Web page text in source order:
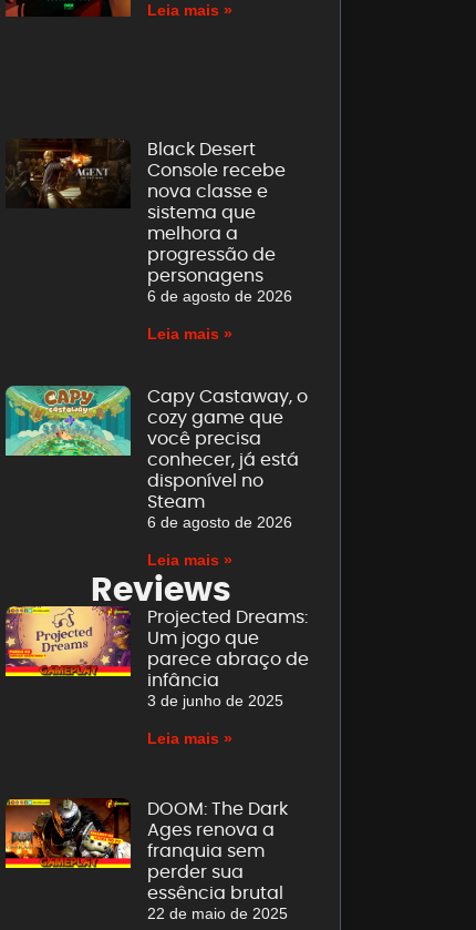
Leia mais »
Black Desert
Console recebe
nova classe e
sistema que
melhora a
progressão de
personagens
6 de agosto de 2026
Leia mais »
Capy Castaway, o
cozy game que
você precisa
conhecer, já está
disponível no
Steam
6 de agosto de 2026
Leia mais »
Reviews
Projected Dreams:
Um jogo que
parece abraço de
infância
3 de junho de 2025
Leia mais »
DOOM: The Dark
Ages renova a
franquia sem
perder sua
essência brutal
22 de maio de 2025